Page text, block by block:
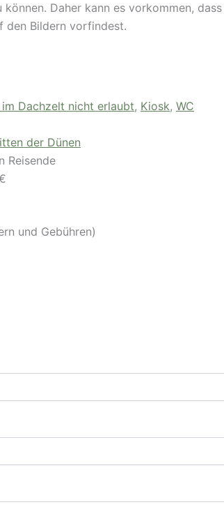
Daher kann es vorkommen,
den Bildern vorfindest.
Dachzelt nicht erlaubt, Kiosk, WC
der Dünen
Reisende
und Gebühren)